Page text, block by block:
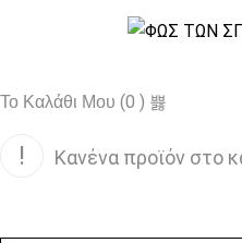
Το Καλάθι Μου (0 )
Κανένα προϊόν στο